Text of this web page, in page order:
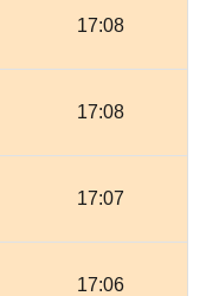
17:08
17:08
17:07
17:06